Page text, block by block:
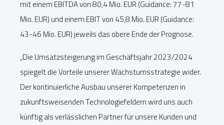
mit einem EBITDA von 80,4 Mio. EUR (Guidance: 77-81
Mio. EUR) und einem EBIT von 45,8 Mio. EUR (Guidance:
43-46 Mio. EUR) jeweils das obere Ende der Prognose.
„Die Umsatzsteigerung im Geschäftsjahr 2023/2024
spiegelt die Vorteile unserer Wachstumsstrategie wider.
Der kontinuierliche Ausbau unserer Kompetenzen in
zukunftsweisenden Technologiefeldern wird uns auch
künftig als verlässlichen Partner für unsere Kunden und